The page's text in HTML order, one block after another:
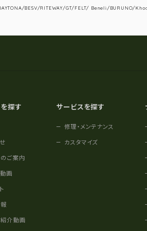
BESV/RITEWAY/GT/FELT/ Beneli/BURUNO/
探す
ご案内
画
介動画
サービスを探す
修理・メンテナンス
カスタマイズ